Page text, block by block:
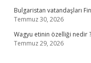
Bulgaristan vatandaşları
Temmuz 30, 2026
Wagyu etinin özelliği nedir ?
Temmuz 29, 2026